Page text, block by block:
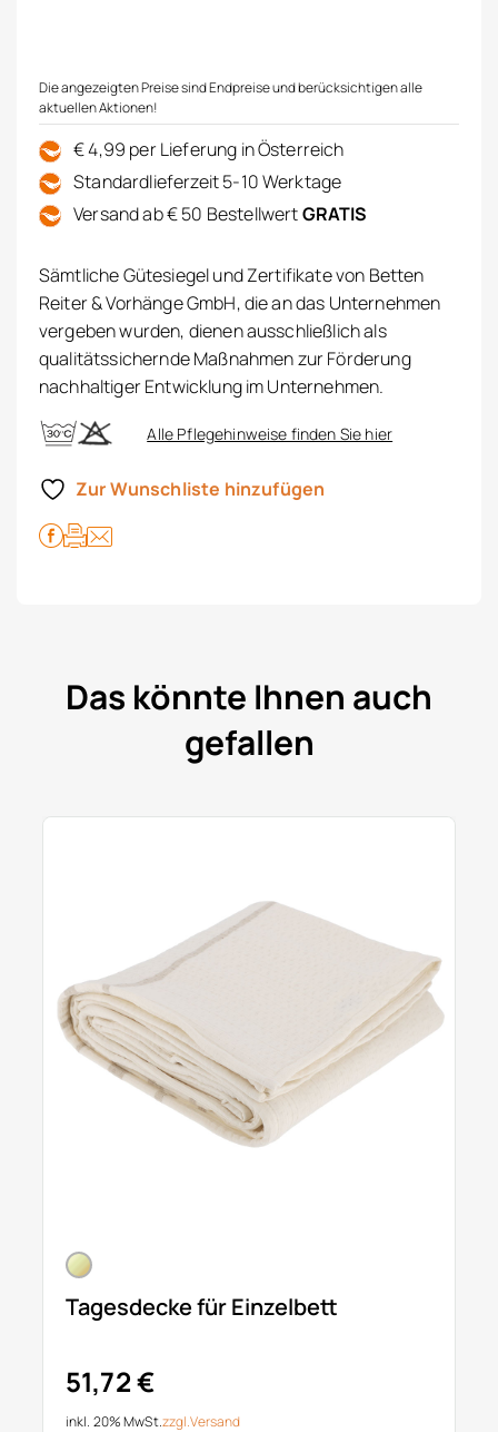
Die angezeigten Preise sind Endpreise und berücksichtigen alle
aktuellen Aktionen!
€ 4,99 per Lieferung in Österreich
Standardlieferzeit 5-10 Werktage
Versand ab € 50 BestellwertGRATIS
Sämtliche Gütesiegel und Zertifikate von Betten
Reiter & Vorhänge GmbH, die an das Unternehmen
vergeben wurden, dienen ausschließlich als
qualitätssichernde Maßnahmen zur Förderung
nachhaltiger Entwicklung im Unternehmen.
Alle Pflegehinweise finden Sie hier
Zur Wunschliste hinzufügen
Das könnte Ihnen auch
gefallen
Tagesdecke für Einzelbett
51,72 €
inkl. 20% MwSt.zzgl.Versand